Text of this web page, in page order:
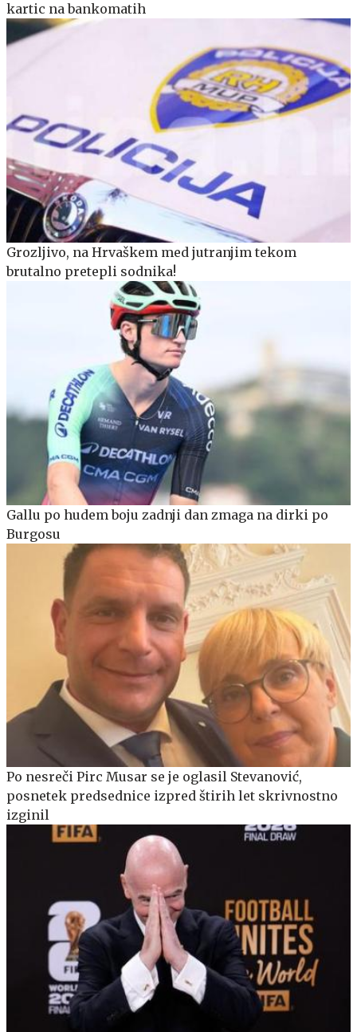
kartic na bankomatih
Grozljivo, na Hrvaškem med jutranjim tekom
brutalno pretepli sodnika!
Gallu po hudem boju zadnji dan zmaga na dirki po
Burgosu
Po nesreči Pirc Musar se je oglasil Stevanović,
posnetek predsednice izpred štirih let skrivnostno
izginil